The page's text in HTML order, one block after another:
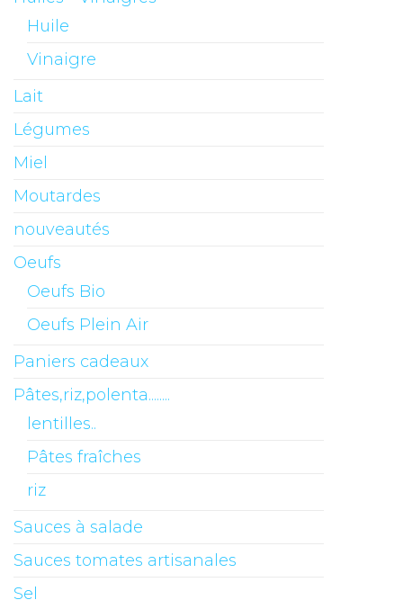
Huile
Vinaigre
Lait
Légumes
Miel
Moutardes
nouveautés
Oeufs
Oeufs Bio
Oeufs Plein Air
Paniers cadeaux
Pâtes,riz,polenta........
lentilles..
Pâtes fraîches
riz
Sauces à salade
Sauces tomates artisanales
Sel